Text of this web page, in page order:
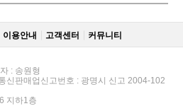
이용안내 고객센터 커뮤니티
: 송원형
신판매업신고번호 : 광명시 신고 2004-102
지하1층